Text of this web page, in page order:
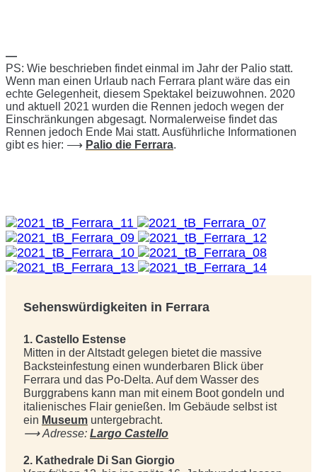
—
PS: Wie beschrieben findet einmal im Jahr der Palio statt.
Wenn man einen Urlaub nach Ferrara plant wäre das ein
echte Gelegenheit, diesem Spektakel beizuwohnen. 2020
und aktuell 2021 wurden die Rennen jedoch wegen der
Einschränkungen abgesagt. Normalerweise findet das
Rennen jedoch Ende Mai statt. Ausführliche Informationen
gibt es hier: ⟶ Palio die Ferrara.
Sehenswürdigkeiten in Ferrara
1. Castello Estense
Mitten in der Altstadt gelegen bietet die massive
Backsteinfestung einen wunderbaren Blick über
Ferrara und das Po-Delta. Auf dem Wasser des
Burggrabens kann man mit einem Boot gondeln und
italienisches Flair genießen. Im Gebäude selbst ist
ein Museum untergebracht.
⟶ Adresse: Largo Castello
2. Kathedrale Di San Giorgio